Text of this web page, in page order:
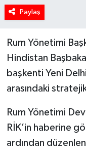
Paylaş
Rum Yönetimi
Hindistan
başkenti Yeni
arasındaki
Rum Yönetimi
RİK’in haberine
ardından